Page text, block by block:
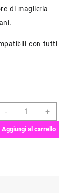
di maglieria
con tutti
-
Ferri
Intercambiabili
GINGER
+
Aggiungi al carrello